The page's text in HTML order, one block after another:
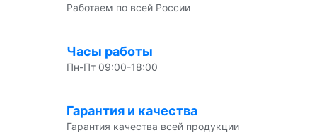
Работаем по всей России
Часы работы
Пн-Пт 09:00-18:00
Гарантия и качества
Гарантия качества всей продукции